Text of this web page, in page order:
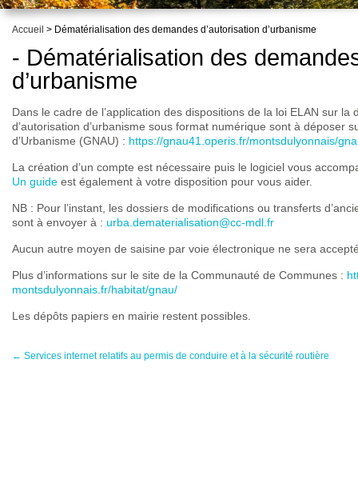
Accueil > Dématérialisation des demandes d’autorisation d’urbanisme
- Dématérialisation des
d’urbanisme
Dans le cadre de l’application des dispositions de la loi ELAN sur
d’autorisation d’urbanisme sous format numérique sont à déposer
d’Urbanisme (GNAU) : https://gnau41.operis.fr/montsdulyonnais/
La création d’un compte est nécessaire puis le logiciel vous
Un guide est également à votre disposition pour vous aider.
NB : Pour l’instant, les dossiers de modifications ou transferts
sont à envoyer à : urba.dematerialisation@cc-mdl.fr
Aucun autre moyen de saisine par voie électronique ne sera
Plus d’informations sur le site de la Communauté de Communes :
montsdulyonnais.fr/habitat/gnau/
Les dépôts papiers en mairie restent possibles.
← Services internet relatifs au permis de conduire et à la sécurité routière